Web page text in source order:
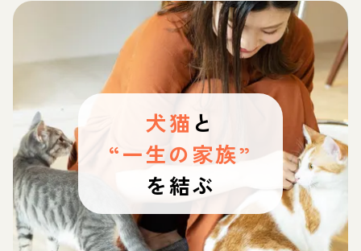
犬猫 と
“一生の家族”
を結ぶ